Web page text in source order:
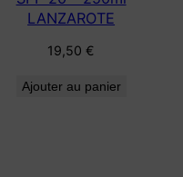
LANZAROTE
19,50 €
Ajouter au panier